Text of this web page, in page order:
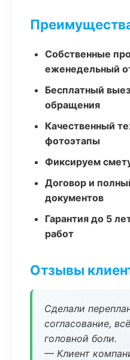
Собственные
еженедельный
Бесплатный
обращения
Качественный
фотоэтапы
Фиксируем
Договор и
документов
Гарантия до 5
работ
Отзывы
Сделали
согласование,
головной боли.
— Клиент